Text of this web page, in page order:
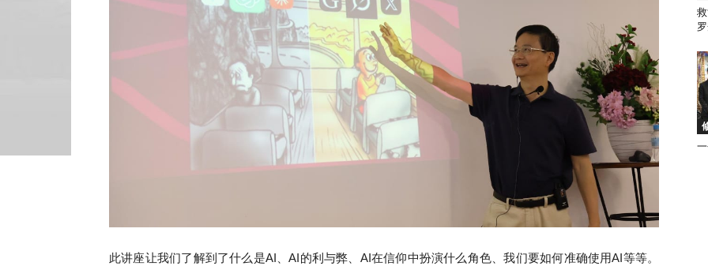
来
此讲座让我们了解到了什么是AI 、AI的利与弊 AI在信仰中扮演什么角色 、我们要如何准确使用AI等等。